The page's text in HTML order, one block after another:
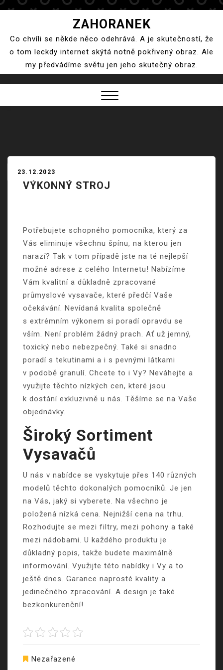
content
ZAHORANEK
Co chvíli se někde něco odehrává. A je skutečností, že
o tom leckdy internet skýtá notně pokřivený obraz. Ale
my předvádíme světu jen jeho skutečný obraz.
VÝKONNÝ STROJ
23.12.2023
Potřebujete schopného pomocníka, který za
Vás eliminuje všechnu špínu, na kterou jen
narazí? Tak v tom případě jste na té nejlepší
možné adrese z celého Internetu! Nabízíme
Vám kvalitní a důkladně zpracované
průmyslové vysavače, které předčí Vaše
očekávání. Nevídaná kvalita společně
s extrémním výkonem si poradí opravdu se
vším. Není problém žádný prach. Ať už jemný,
toxický nebo nebezpečný. Také si snadno
poradí s tekutinami a i s pevnými látkami
v podobě granulí. Chcete to i Vy? Neváhejte a
využijte těchto nízkých cen, které jsou
k dostání exkluzivně u nás. Těšíme se na Vaše
objednávky.
Široký Sortiment
Vysavačů
U nás v nabídce se vyskytuje přes 140 různých
modelů těchto dokonalých pomocníků. Je jen
na Vás, jaký si vyberete. Na všechno je
položená nízká cena. Nejnižší cena na trhu.
Rozhodujte se mezi filtry, mezi pohony a také
mezi nádobami. U každého produktu je
důkladný popis, takže budete maximálně
informování. Využijte této nabídky i Vy a to
ještě dnes. Garance naprosté kvality a
jedinečného zpracování. A design je také
bezkonkurenční!
Nezařazené